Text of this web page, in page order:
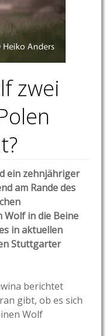
zwei
ein zehnjähriger
am Rande des
Wolf in die Beine
in aktuellen
Stuttgarter
berichtet
gibt, ob es sich
Wolf